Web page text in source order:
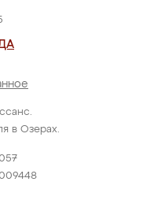
в Озерах.